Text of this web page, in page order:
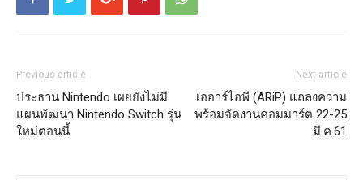
Previous article
ประธาน Nintendo เผยยังไม่มี
แผนพัฒนา Nintendo Switch รุ่น
ใหม่ตอนนี้
Next article
เออาร์ไอพี (ARiP) แถลงความ
พร้อมจัดงานคอมมาร์ต 22-25
มี.ค.61